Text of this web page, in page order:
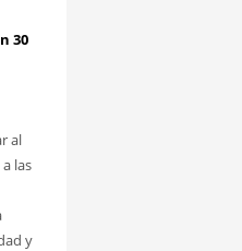
30
al
las
y